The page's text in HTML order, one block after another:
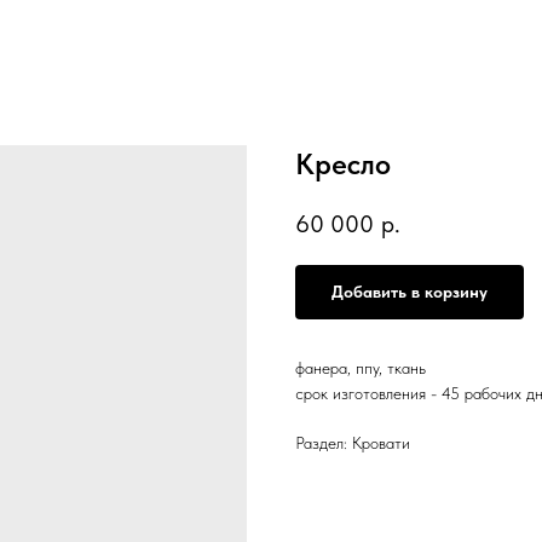
Кресло
60 000 р.
Добавить в корзину
фанера, ппу, ткань
срок изготовления - 45 рабочих
Раздел: Кровати